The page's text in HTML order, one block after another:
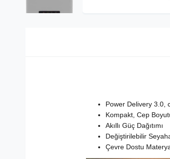
Power Delivery 3.0,
Kompakt, Cep
Akıllı Güç Dağıtımı
Değiştirilebilir
Çevre Dostu